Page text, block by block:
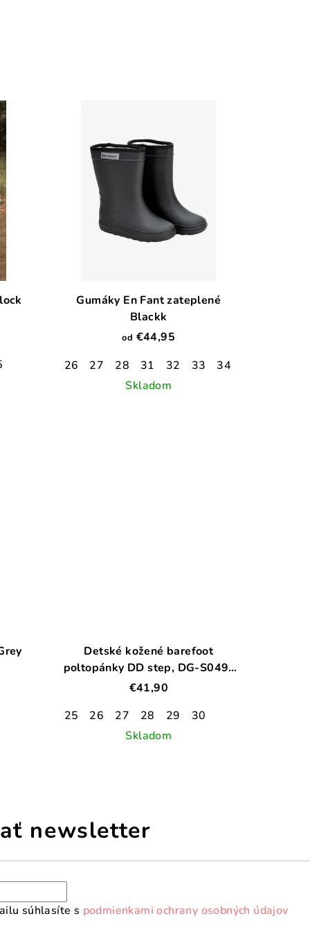
Gumáky En Fant zateplené
Blackk
od €44,95
26
27 28 31 32 33 34
Skladom
Detské kožené barefoot
poltopánky DD step, DG-S049-
61112B, gold
€41,90
25
26 27 28 29
30
Skladom
newsletter
súhlasíte s podmienkami ochrany osobných údajov